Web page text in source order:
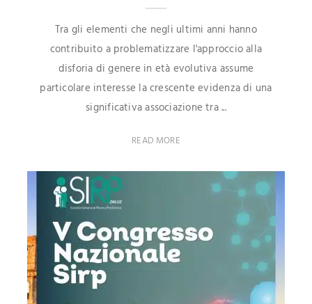
Tra gli elementi che negli ultimi anni hanno
contribuito a problematizzare l'approccio alla
disforia di genere in età evolutiva assume
particolare interesse la crescente evidenza di una
significativa associazione tra ...
READ MORE